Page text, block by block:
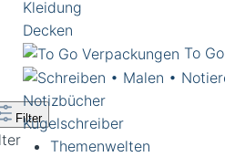
Kleidung
Decken
To
Notizbücher
Kugelschreiber
Themenwelten
Filter